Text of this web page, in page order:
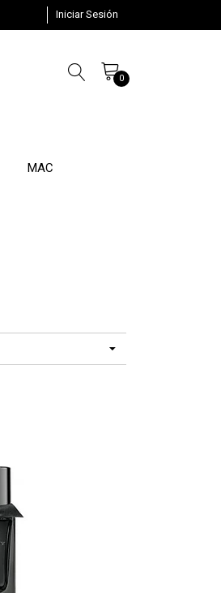
Iniciar Sesión
0
MAC